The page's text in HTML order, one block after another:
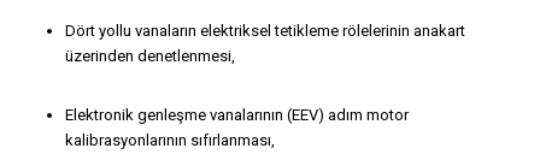
Dört yollu vanaların elektriksel tetikleme rölelerinin anakart
üzerinden denetlenmesi,
Elektronik genleşme vanalarının (EEV) adım motor
kalibrasyonlarının sıfırlanması,